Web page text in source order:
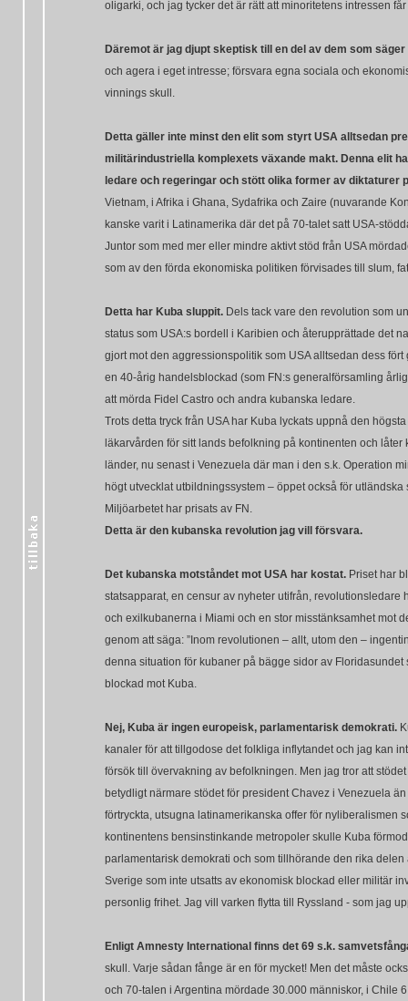
oligarki, och jag tycker det är rätt att minoritetens intressen
Däremot är jag djupt skeptisk till en del av dem som
och agera i eget intresse; försvara egna sociala och
vinnings skull.
Detta gäller inte minst den elit som styrt USA alltsedan
militärindustriella komplexets växande makt. Denna elit
ledare och regeringar och stött olika former av diktaturer
Vietnam, i Afrika i Ghana, Sydafrika och Zaire (nuvarande
kanske varit i Latinamerika där det på 70-talet satt USA-
Juntor som med mer eller mindre aktivt stöd från USA
som av den förda ekonomiska politiken förvisades till slum,
Detta har Kuba sluppit. Dels tack vare den revolution som
status som USA:s bordell i Karibien och återupprättade det
gjort mot den aggressionspolitik som USA alltsedan dess
en 40-årig handelsblockad (som FN:s generalförsamling
att mörda Fidel Castro och andra kubanska ledare.
Trots detta tryck från USA har Kuba lyckats uppnå den
läkarvården för sitt lands befolkning på kontinenten och
länder, nu senast i Venezuela där man i den s.k. Operation
högt utvecklat utbildningssystem – öppet också för
Miljöarbetet har prisats av FN.
Detta är den kubanska revolution jag vill försvara.
Det kubanska motståndet mot USA har kostat. Priset har
statsapparat, en censur av nyheter utifrån,
och exilkubanerna i Miami och en stor misstänksamhet mot
genom att säga: ”Inom revolutionen – allt, utom den –
denna situation för kubaner på bägge sidor av
blockad mot Kuba.
Nej, Kuba är ingen europeisk, parlamentarisk demokrati.
kanaler för att tillgodose det folkliga inflytandet och jag kan
försök till övervakning av befolkningen. Men jag tror att
betydligt närmare stödet för president Chavez i Venezuela
förtryckta, utsugna latinamerikanska offer för nyliberalismen
kontinentens bensinstinkande metropoler skulle Kuba
parlamentarisk demokrati och som tillhörande den rika
Sverige som inte utsatts av ekonomisk blockad eller militär
personlig frihet. Jag vill varken flytta till Ryssland - som jag
Enligt Amnesty International finns det 69 s.k.
skull. Varje sådan fånge är en för mycket! Men det måste
och 70-talen i Argentina mördade 30.000 människor, i Chile